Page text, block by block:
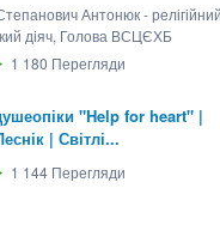
Антонюк -
діяч, Голова ВСЦЄХБ
1 180 Перегляди
"Help for heart" |
| Світлі...
1 144 Перегляди